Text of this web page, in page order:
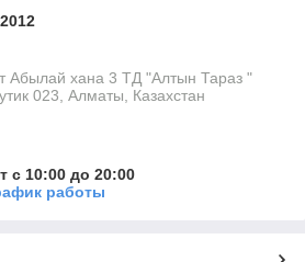
Абылай хана 3 ТД "Алтын Тараз "
023, Алматы, Казахстан
с 10:00 до 20:00
работы